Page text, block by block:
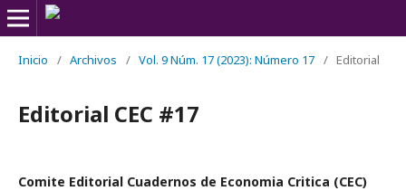
Inicio / Archivos / Vol. 9 Núm. 17 (2023): Número 17 / Editorial
Editorial CEC #17
Comite Editorial Cuadernos de Economia Critica (CEC)